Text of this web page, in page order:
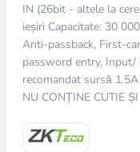
IN (26bit - altele la
ieșiri Capacitate: 30
Anti-passback, First-
password entry, Input/
recomandat sursă
NU CONȚINE CUTIE